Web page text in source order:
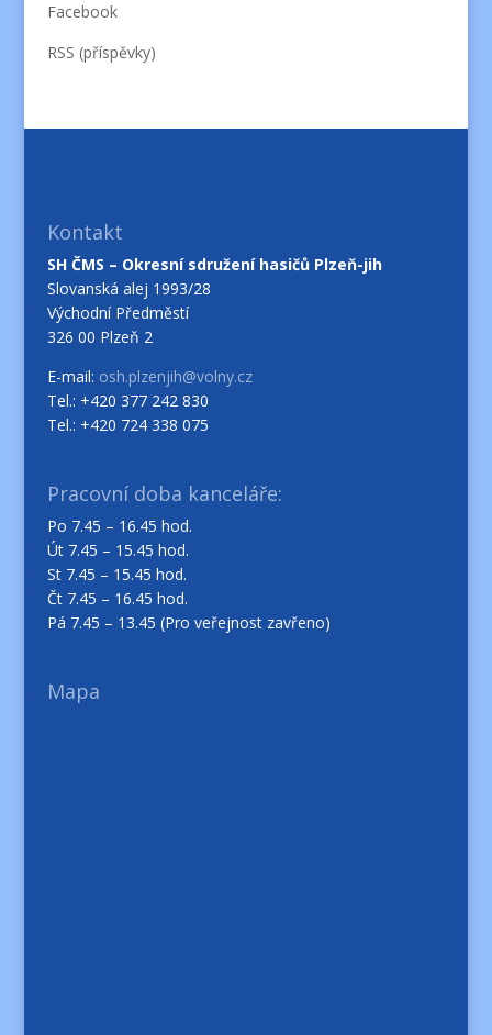
Facebook
RSS (příspěvky)
Kontakt
SH ČMS – Okresní sdružení hasičů Plzeň-jih
Slovanská alej 1993/28
Východní Předměstí
326 00 Plzeň 2
E-mail: osh.plzenjih@volny.cz
Tel.: +420 377 242 830
Tel.: +420 724 338 075
Pracovní doba kanceláře:
Po 7.45 – 16.45 hod.
Út 7.45 – 15.45 hod.
St 7.45 – 15.45 hod.
Čt 7.45 – 16.45 hod.
Pá 7.45 – 13.45 (Pro veřejnost zavřeno)
Mapa